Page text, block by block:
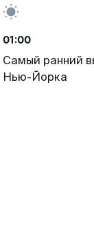
01:00
Самый ранний
Нью-Йорка